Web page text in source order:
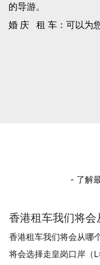
的导游。
婚 庆 租 车：可以为
- 了解
香港租车我们将会
香港租车我们将会从哪
将会选择走皇岗口岸（